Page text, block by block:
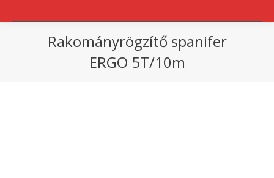
Rakományrögzítő spanifer
ERGO 5T/10m